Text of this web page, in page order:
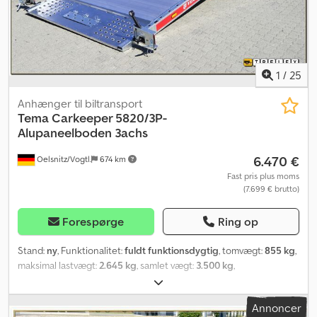
1 / 25
Oelsnitz/Vogtl. 674 km
Anhænger til biltransport
TemaCarkeeper 5820/3P-
Alupaneelboden 3achs
6.470 €
Fast pris plus moms
(7.699 € brutto)
Forespørge Ring op
Stand: ny, Funktionalitet:fuldt funktionsdygtig, tomvægt:855 kg,
maksimal lastvægt:2.645 kg, samlet vægt: 3.500 kg,
, længde af lastrum:
læsningsbredde:2.090 mm, samlet længde:7.860 mm, samlet
bredde:2.280 mm, affjedring:anden, dækstørrelse:195/55R10C,
Annoncer